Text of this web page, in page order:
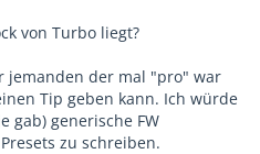
von Turbo liegt?
jemanden der mal "pro" war
Tip geben kann. Ich würde
gab) generische FW
zu schreiben.